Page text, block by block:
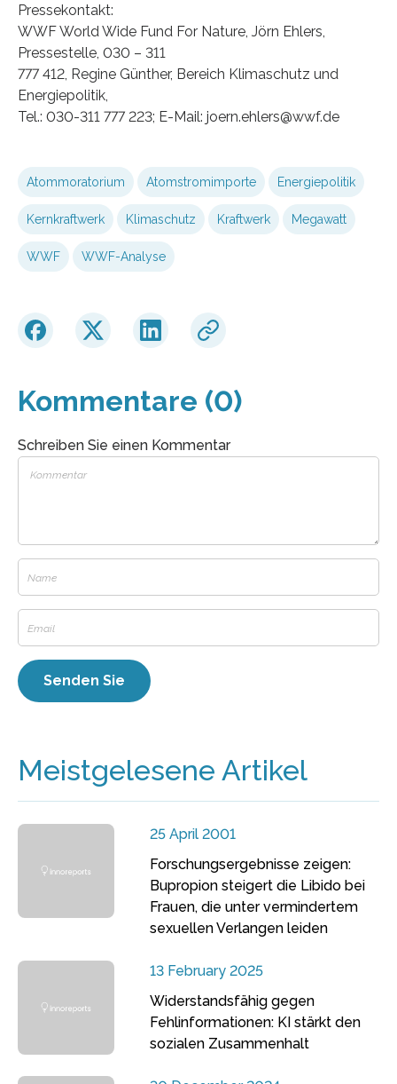
Pressekontakt:
WWF World Wide Fund For Nature, Jörn Ehlers,
Pressestelle, 030 – 311
777 412, Regine Günther, Bereich Klimaschutz und
Energiepolitik,
Tel.: 030-311 777 223; E-Mail: joern.ehlers@wwf.de
Atommoratorium Atomstromimporte Energiepolitik
Kernkraftwerk Klimaschutz Kraftwerk Megawatt
WWF WWF-Analyse
Kommentare (0)
Schreiben Sie einen Kommentar
Meistgelesene Artikel
25 April 2001
Forschungsergebnisse zeigen:
Bupropion steigert die Libido bei
Frauen, die unter vermindertem
sexuellen Verlangen leiden
13 February 2025
Widerstandsfähig gegen
Fehlinformationen: KI stärkt den
sozialen Zusammenhalt